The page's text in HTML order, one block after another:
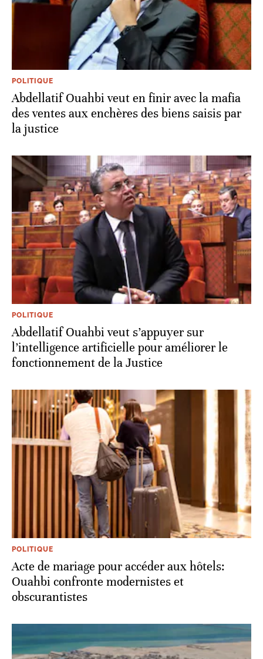
POLITIQUE
Abdellatif Ouahbi veut en finir avec la mafia
des ventes aux enchères des biens saisis par
la justice
POLITIQUE
Abdellatif Ouahbi veut s’appuyer sur
l’intelligence artificielle pour améliorer le
fonctionnement de la Justice
POLITIQUE
Acte de mariage pour accéder aux hôtels:
Ouahbi confronte modernistes et
obscurantistes